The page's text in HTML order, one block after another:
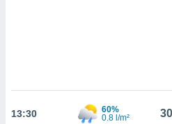
13:30
60%
0.8 l/m²